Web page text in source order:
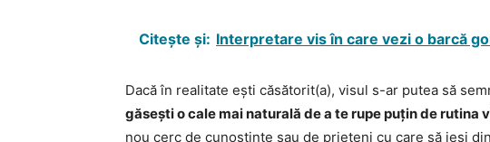
Citește și: Interpretare vis în care vezi o barcă
Dacă în realitate ești căsătorit(a), visul s-ar putea să
găsești o cale mai naturală de a te rupe puțin de rutina
nou cerc de cunoștințe sau de prieteni cu care să ieși